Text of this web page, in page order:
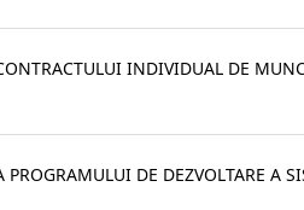
INDIVIDUAL DE
DE DEZVOLTARE A